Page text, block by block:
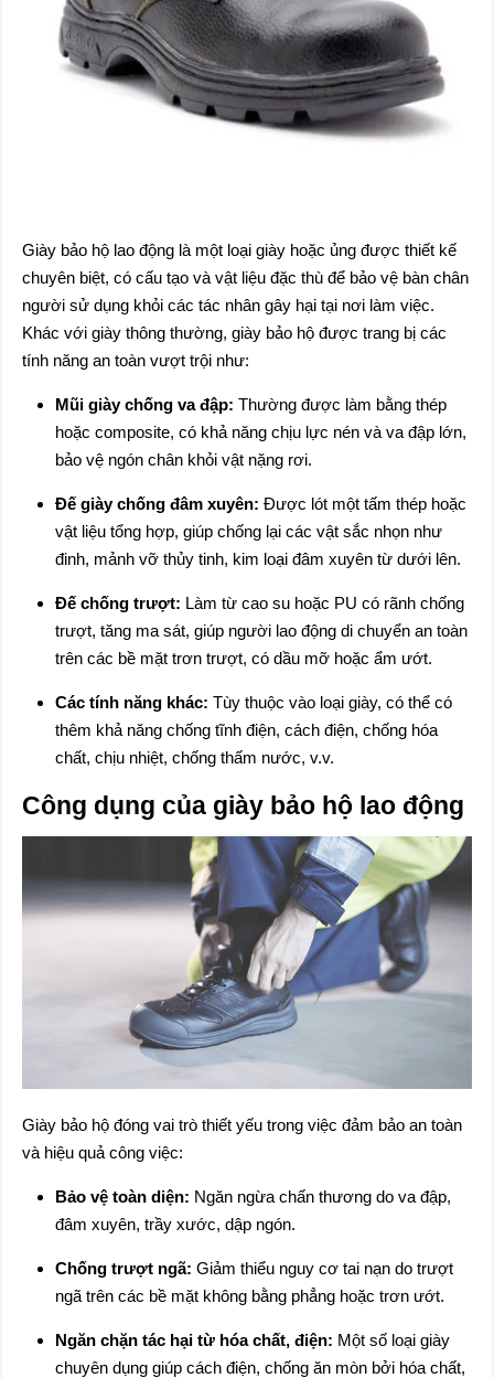
Giày bảo hộ lao động là một loại giày hoặc ủng được thiết kế
chuyên biệt, có cấu tạo và vật liệu đặc thù để bảo vệ bàn chân
người sử dụng khỏi các tác nhân gây hại tại nơi làm việc.
Khác với giày thông thường, giày bảo hộ được trang bị các
tính năng an toàn vượt trội như:
Mũi giày chống va đập: Thường được làm bằng thép
hoặc composite, có khả năng chịu lực nén và va đập lớn,
bảo vệ ngón chân khỏi vật nặng rơi.
Đế giày chống đâm xuyên: Được lót một tấm thép hoặc
vật liệu tổng hợp, giúp chống lại các vật sắc nhọn như
đinh, mảnh vỡ thủy tinh, kim loại đâm xuyên từ dưới lên.
Đế chống trượt: Làm từ cao su hoặc PU có rãnh chống
trượt, tăng ma sát, giúp người lao động di chuyển an toàn
trên các bề mặt trơn trượt, có dầu mỡ hoặc ẩm ướt.
Các tính năng khác: Tùy thuộc vào loại giày, có thể có
thêm khả năng chống tĩnh điện, cách điện, chống hóa
chất, chịu nhiệt, chống thấm nước, v.v.
Công dụng của giày bảo hộ lao động
Giày bảo hộ đóng vai trò thiết yếu trong việc đảm bảo an toàn
và hiệu quả công việc:
Bảo vệ toàn diện: Ngăn ngừa chấn thương do va đập,
đâm xuyên, trầy xước, dập ngón.
Chống trượt ngã: Giảm thiểu nguy cơ tai nạn do trượt
ngã trên các bề mặt không bằng phẳng hoặc trơn ướt.
Ngăn chặn tác hại từ hóa chất, điện: Một số loại giày
chuyên dụng giúp cách điện, chống ăn mòn bởi hóa chất,